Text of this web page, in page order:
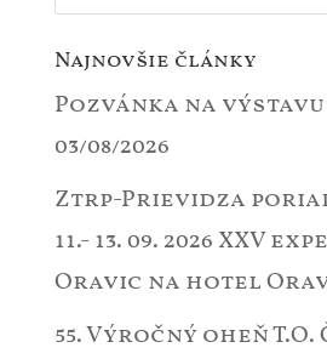
Najnovšie články
Pozvánka na
03/08/2026
Ztrp-Prievidza
11.- 13. 09. 2026 XXV
Oravic na hotel
55. Výročný oheň